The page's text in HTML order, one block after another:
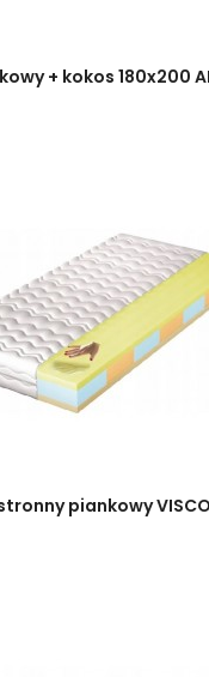
+ kokos 180x200
piankowy